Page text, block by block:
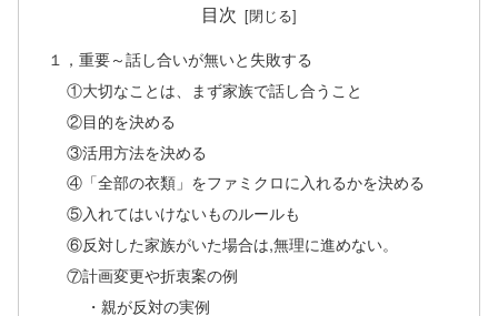
目次
１，重要～話し合いが無いと失敗する
①大切なことは、まず家族で話し合うこと
②目的を決める
③活用方法を決める
④「全部の衣類」をファミクロに入れるかを決める
⑤入れてはいけないものルールも
⑥反対した家族がいた場合は,無理に進めない。
⑦計画変更や折衷案の例
・親が反対の実例